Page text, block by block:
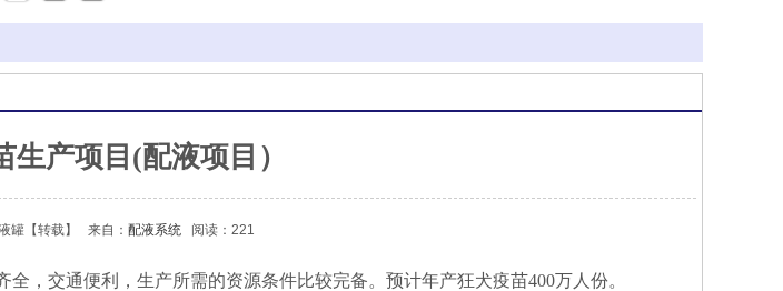
产项目(配液项目）
罐 【转载】 来自： 配液系统 阅读：221
，交通便利，生产所需的资源条件比较完备。预计年产狂犬疫苗400万人份。